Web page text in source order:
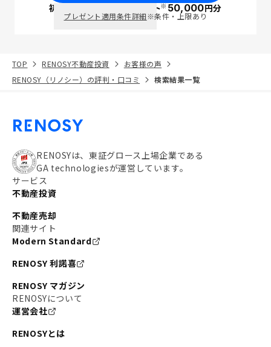
初回面談で ポイント※50,000円分
プレゼント適用条件詳細※条件・上限あり
TOP RENOSY不動産投資
お客様の声
RENOSY（リノシー）の評判・口コミ
検索結果一覧
RENOSYは、東証グロース上場企業である
GA technologiesが運営しています。
サービス
不動産投資
不動産売却
関連サイト
Modern Standard
RENOSY 利諾喜
RENOSY マガジン
RENOSYについて
運営会社
RENOSYとは